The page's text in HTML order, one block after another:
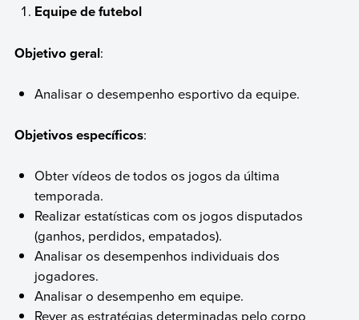
Equipe de futebol
Objetivo geral:
Analisar o desempenho esportivo da equipe.
Objetivos específicos:
Obter vídeos de todos os jogos da última
temporada.
Realizar estatísticas com os jogos disputados
(ganhos, perdidos, empatados).
Analisar os desempenhos individuais dos
jogadores.
Analisar o desempenho em equipe.
Rever as estratégias determinadas pelo corpo